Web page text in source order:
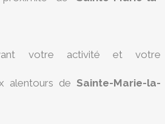
votre activité et votre
alentours de Sainte-Marie-la-